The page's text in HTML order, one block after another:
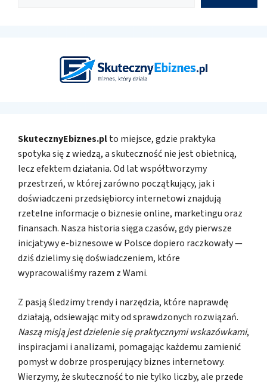
SkutecznyEbiznes.plto miejsce, gdzie praktyka
spotyka się z wiedzą, a skuteczność nie jest obietnicą,
lecz efektem działania. Od lat współtworzymy
przestrzeń, w której zarówno początkujący, jak i
doświadczeni przedsiębiorcy internetowi znajdują
rzetelne informacje o biznesie online, marketingu oraz
finansach. Nasza historia sięga czasów, gdy pierwsze
inicjatywy e-biznesowe w Polsce dopiero raczkowały —
dziś dzielimy się doświadczeniem, które
wypracowaliśmy razem z Wami.
Z pasją śledzimy trendy i narzędzia, które naprawdę
działają, odsiewając mity od sprawdzonych rozwiązań.
Naszą misją jest dzielenie się praktycznymi wskazówkami,
inspiracjami i analizami, pomagając każdemu zamienić
pomysł w dobrze prosperujący biznes internetowy.
Wierzymy, że skuteczność to nie tylko liczby, ale przede